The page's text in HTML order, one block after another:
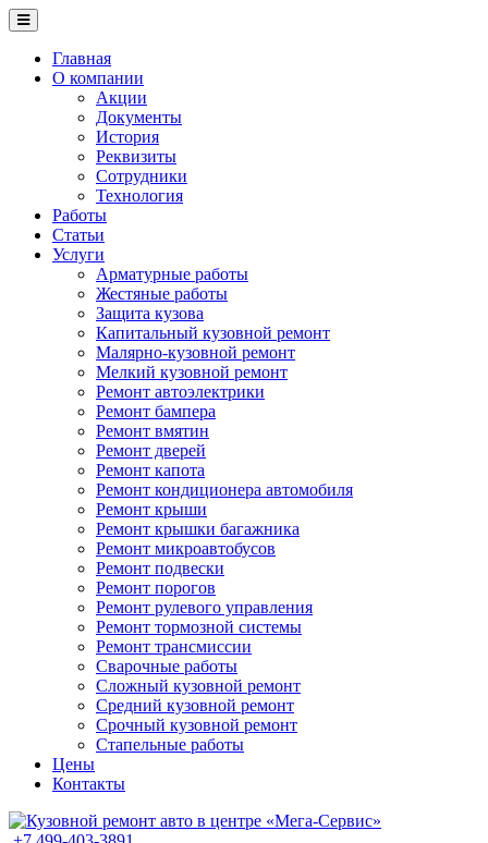
Перейти
к
основному
содержанию
Главная
О компании
Акции
Документы
История
Реквизиты
Сотрудники
Технология
Работы
Статьи
Услуги
Арматурные работы
Жестяные работы
Защита кузова
Капитальный кузовной ремонт
Малярно-кузовной ремонт
Мелкий кузовной ремонт
Ремонт автоэлектрики
Ремонт бампера
Ремонт вмятин
Ремонт дверей
Ремонт капота
Ремонт кондиционера автомобиля
Ремонт крыши
Ремонт крышки багажника
Ремонт микроавтобусов
Ремонт подвески
Ремонт порогов
Ремонт рулевого управления
Ремонт тормозной системы
Ремонт трансмиссии
Сварочные работы
Сложный кузовной ремонт
Средний кузовной ремонт
Срочный кузовной ремонт
Стапельные работы
Цены
Контакты